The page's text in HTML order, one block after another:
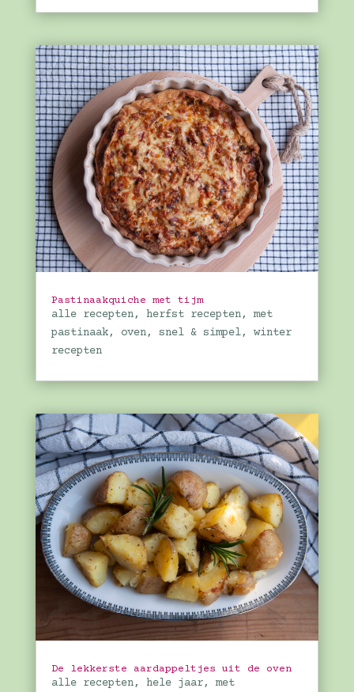
Pastinaakquiche met tijm
alle recepten, herfst recepten, met
pastinaak, oven, snel & simpel, winter
recepten
De lekkerste aardappeltjes uit de oven
alle recepten, hele jaar, met